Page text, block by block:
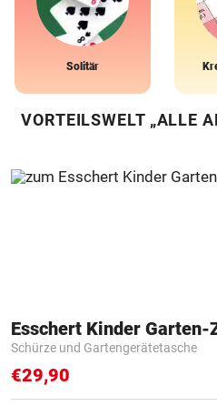
Solitär
VORTEILSWELT „ALLE
Schürze und Gartengerätetasche
€29,90